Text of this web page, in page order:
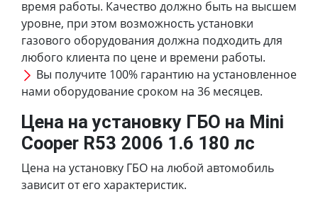
время работы. Качество должно быть на высшем
уровне, при этом возможность установки
газового оборудования должна подходить для
любого клиента по цене и времени работы.
Вы получите 100% гарантию на установленное
нами оборудование сроком на 36 месяцев.
Цена на установку ГБО на Mini
Cooper R53 2006 1.6 180 лс
Цена на установку ГБО на любой автомобиль
зависит от его характеристик.